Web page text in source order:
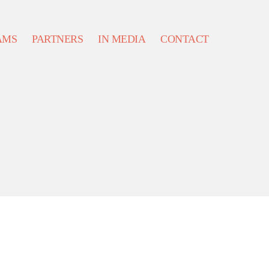
PARTNERS IN MEDIA CONTACT